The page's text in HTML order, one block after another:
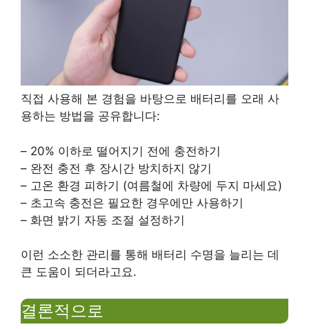
직접 사용해 본 경험을 바탕으로 배터리를 오래 사
용하는 방법을 공유합니다:
– 20% 이하로 떨어지기 전에 충전하기
– 완전 충전 후 장시간 방치하지 않기
– 고온 환경 피하기 (여름철에 차량에 두지 마세요)
– 초고속 충전은 필요한 경우에만 사용하기
– 화면 밝기 자동 조절 설정하기
이런 소소한 관리를 통해 배터리 수명을 늘리는 데
큰 도움이 되더라고요.
결론적으로